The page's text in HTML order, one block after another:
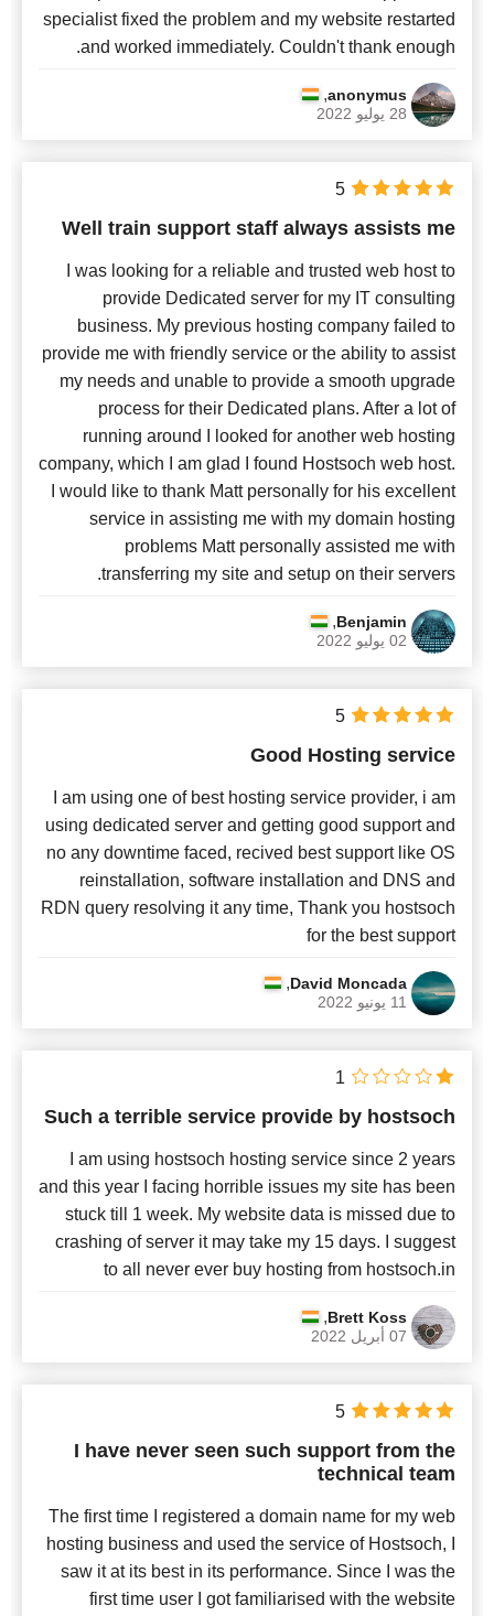
specialist fixed the problem and my website restarted
and worked immediately. Couldn't thank enough.
anonymus
,
28 يوليو 2022
Well train support staff always assists me
I was looking for a reliable and trusted web host to
provide Dedicated server for my IT consulting
business. My previous hosting company failed to
provide me with friendly service or the ability to assist
my needs and unable to provide a smooth upgrade
process for their Dedicated plans. After a lot of
running around I looked for another web hosting
company, which I am glad I found Hostsoch web host.
I would like to thank Matt personally for his excellent
service in assisting me with my domain hosting
problems Matt personally assisted me with
transferring my site and setup on their servers.
Benjamin
,
02 يوليو 2022
5
Good Hosting service
I am using one of best hosting service provider, i am
using dedicated server and getting good support and
no any downtime faced, recived best support like OS
reinstallation, software installation and DNS and
RDN query resolving it any time, Thank you hostsoch
for the best support
David Moncada
,
11 يونيو 2022
5
Such a terrible service provide by hostsoch
I am using hostsoch hosting service since 2 years
and this year I facing horrible issues my site has been
stuck till 1 week. My website data is missed due to
crashing of server it may take my 15 days. I suggest
to all never ever buy hosting from hostsoch.in
Brett Koss
,
07 أبريل 2022
1
I have never seen such support from the
technical team
The first time I registered a domain name for my web
hosting business and used the service of Hostsoch, I
saw it at its best in its performance. Since I was the
first time user I got familiarised with the website
5